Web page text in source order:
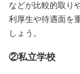
などが比較的取り
利厚生や待遇面を
しょう。
②私立学校